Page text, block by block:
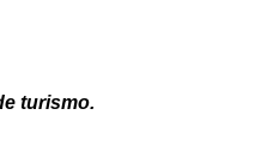
turismo.